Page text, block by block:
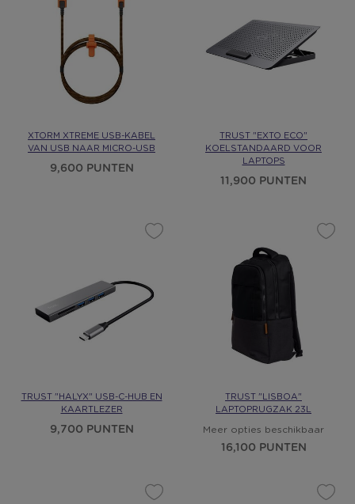
XTORM XTREME USB-KABEL
VAN USB NAAR MICRO-USB
9,600 PUNTEN
TRUST "EXTO ECO"
KOELSTANDAARD VOOR
LAPTOPS
11,900 PUNTEN
TRUST "HALYX" USB-C-HUB EN
KAARTLEZER
9,700 PUNTEN
TRUST "LISBOA"
LAPTOPRUGZAK 23L
Meer opties beschikbaar
16,100 PUNTEN